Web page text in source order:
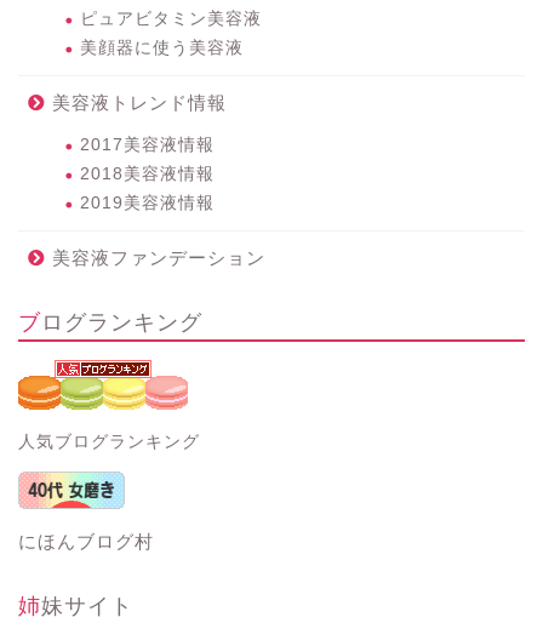
ピュアビタミン美容液
美顔器に使う美容液
美容液トレンド情報
2017美容液情報
2018美容液情報
2019美容液情報
美容液ファンデーション
ブログランキング
人気ブログランキング
にほんブログ村
姉妹サイト